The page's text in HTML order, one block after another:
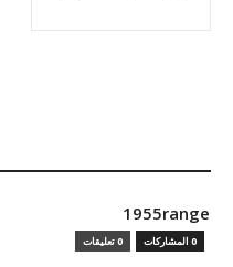
1955range
0 المشاركات 0 تعليقات